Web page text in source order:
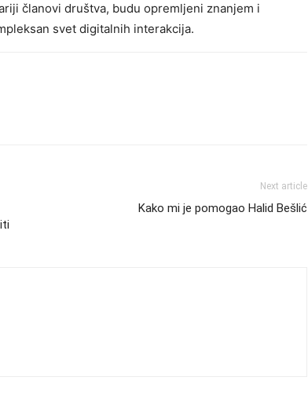
članovi društva, budu opremljeni znanjem i
svet digitalnih interakcija.
Next article
Kako mi je pomogao Halid Bešlić